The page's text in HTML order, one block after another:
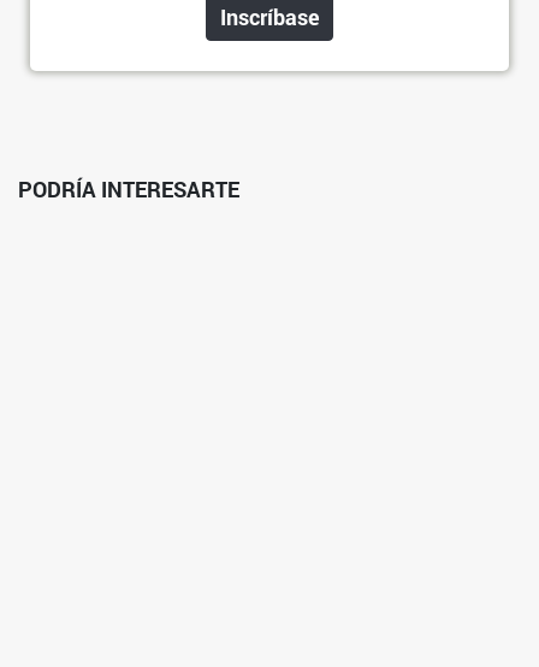
Inscríbase
PODRÍA INTERESARTE